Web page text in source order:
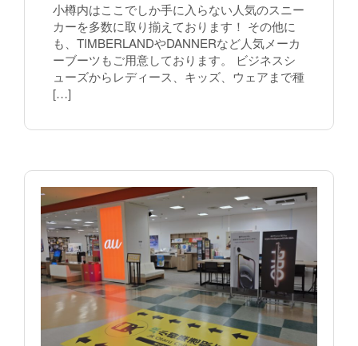
小樽内はここでしか手に入らない人気のスニー
カーを多数に取り揃えております！ その他に
も、TIMBERLANDやDANNERなど人気メーカ
ーブーツもご用意しております。 ビジネスシ
ューズからレディース、キッズ、ウェアまで種
[…]